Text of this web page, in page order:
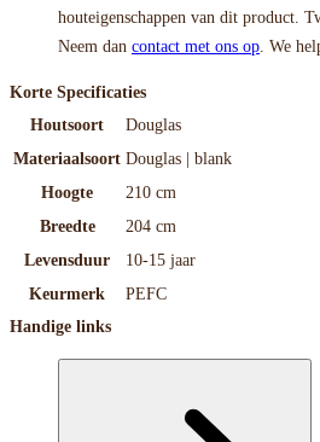
houteigenschappen van dit product.
Neem dan contact met ons op. We
Korte Specificaties
Houtsoort
Douglas
Materiaalsoort Douglas | blank
Hoogte
210 cm
Breedte
204 cm
Levensduur
10-15 jaar
Keurmerk
PEFC
Handige links